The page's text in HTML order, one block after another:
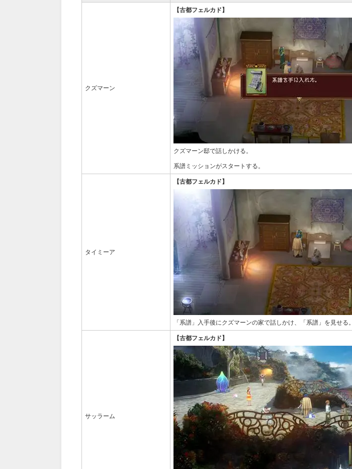
クズマーン
【古都フェルカド】
クズマーン邸で話しかける。
系譜ミッションがスタートする。
タイミーア
【古都フェルカド】
「系譜」入手後にクズマーンの家で話しかけ、「系譜」を見せる。
サッラーム
【古都フェルカド】